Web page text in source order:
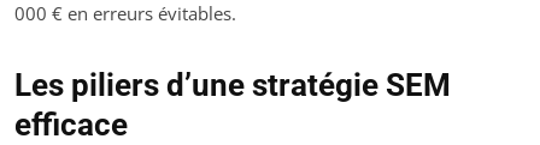
000 € en erreurs évitables.
Les piliers d’une stratégie SEM
efficace